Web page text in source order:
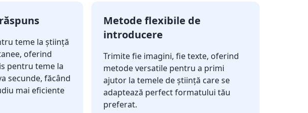
teme la știință
oferind
pentru teme la
secunde, făcând
mai eficiente
Metode flexibile de
introducere
Trimite fie imagini, fie texte, oferind
metode versatile pentru a primi
ajutor la temele de știință care se
adaptează perfect formatului tău
preferat.